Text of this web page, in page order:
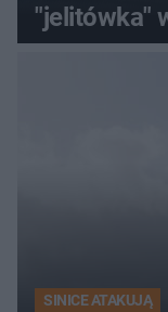
"jelitówka"
SINICE ATAKUJĄ